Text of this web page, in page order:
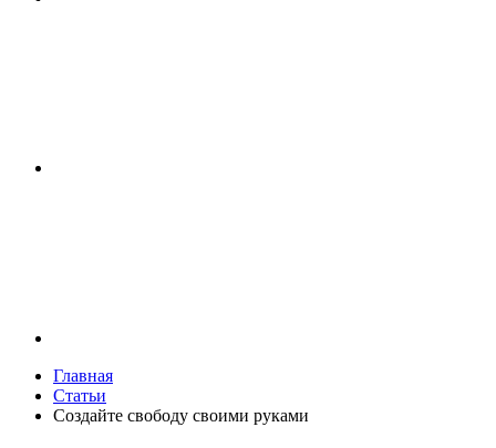
Главная
Статьи
Создайте свободу своими руками